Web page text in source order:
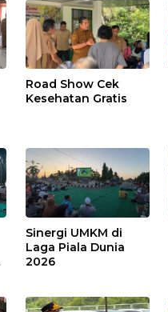
Road Show Cek
Kesehatan Gratis
Sinergi UMKM di
Laga Piala Dunia
2026